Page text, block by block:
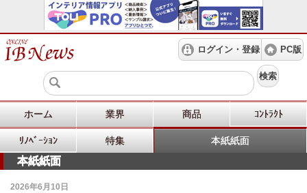
ログイン・登録 PC版
検索
ホーム 業界 商品 ｺﾝﾄﾗｸﾄ
ﾘﾉﾍﾞｰｼｮﾝ 特集 本紙紙面
本紙紙面
2026年6月10日